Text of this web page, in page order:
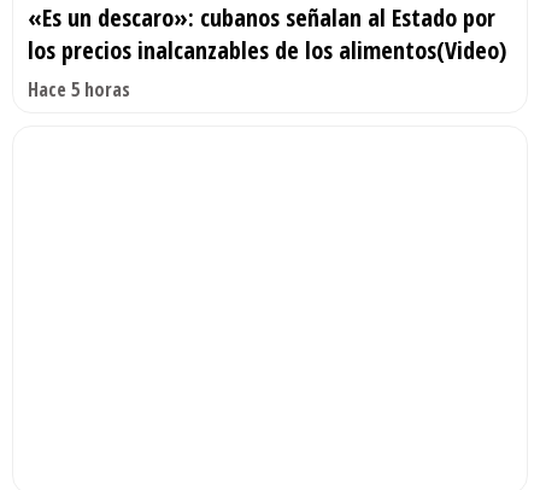
«Es un descaro»: cubanos señalan al Estado por
los precios inalcanzables de los alimentos(Video)
Hace 5 horas